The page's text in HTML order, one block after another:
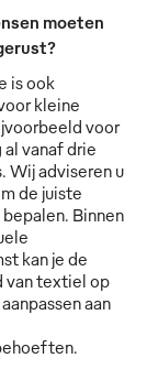
moeten
is ook
kleine
voor
vanaf drie
Wij adviseren u
de juiste
Binnen
kan je de
van textiel op
aan